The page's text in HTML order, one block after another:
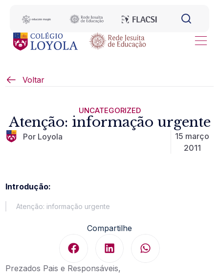
Voltar
UNCATEGORIZED
Atenção: informação urgente
Por Loyola
15 março
2011
Introdução:
Atenção: informação urgente
Compartilhe
Prezados Pais e Responsáveis,